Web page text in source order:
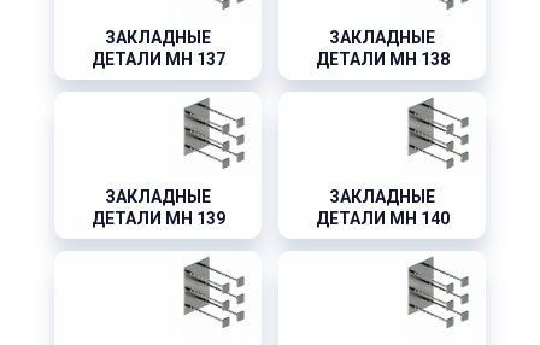
ЗАКЛАДНЫЕ
ДЕТАЛИ МН 137
ЗАКЛАДНЫЕ
ДЕТАЛИ МН 138
ЗАКЛАДНЫЕ
ДЕТАЛИ МН 139
ЗАКЛАДНЫЕ
ДЕТАЛИ МН 140